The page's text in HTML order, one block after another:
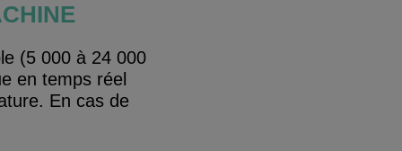
(5 000 à 24 000
en temps réel
En cas de